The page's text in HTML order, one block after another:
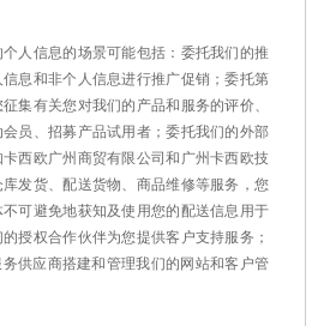
人信息的场景可能包括：委托我们的推
息和非个人信息进行推广促销；委托第
集有关您对我们的产品和服务的评价、
员、招募产品试用者；委托我们的外部
西欧广州商贸有限公司和广州卡西欧技
发货、配送货物、商品维修等服务，您
可避免地获知及使用您的配送信息用于
授权合作伙伴为您提供客户支持服务；
务供应商搭建和管理我们的网站和客户管